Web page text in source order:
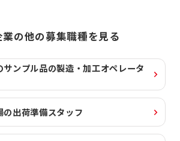
業の他の募集職種を見る
ンプル品の製造・加工オペレータ
出荷準備スタッフ